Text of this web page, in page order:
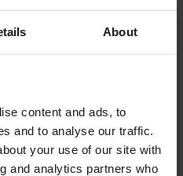
About
content and ads, to
and to analyse our traffic.
your use of our site with
and analytics partners who
砲台。グリーンの前面をガー
いています。